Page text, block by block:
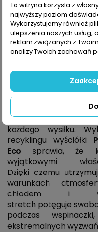
Opis
Kurtka
trekkingu i innych
powietrzu. Wykonana
materiałówPertex®
zapewniając
każdego wysiłku.
recyklingu wyściółki
Eco sprawia, że
wyjątkowymi
Dzięki czemu
warunkach
chłodem i
stretch potęguje
podczas
ekstremalnych
Ta witryna korzysta z
najwyższy poziom
Wykorzystujemy również
ulepszenia naszych usług,
reklam związanych z
analizy Twoich zachowań